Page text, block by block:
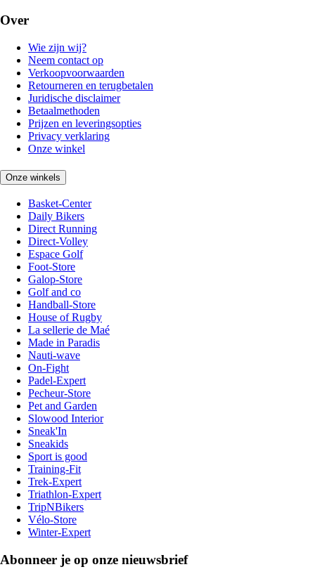
Over
Wie zijn wij?
Neem contact op
Verkoopvoorwaarden
Retourneren en terugbetalen
Juridische disclaimer
Betaalmethoden
Prijzen en leveringsopties
Privacy verklaring
Onze winkel
Onze winkels
Basket-Center
Daily Bikers
Direct Running
Direct-Volley
Espace Golf
Foot-Store
Galop-Store
Golf and co
Handball-Store
House of Rugby
La sellerie de Maé
Made in Paradis
Nauti-wave
On-Fight
Padel-Expert
Pecheur-Store
Pet and Garden
Slowood Interior
Sneak'In
Sneakids
Sport is good
Training-Fit
Trek-Expert
Triathlon-Expert
TripNBikers
Vélo-Store
Winter-Expert
Abonneer je op onze nieuwsbrief